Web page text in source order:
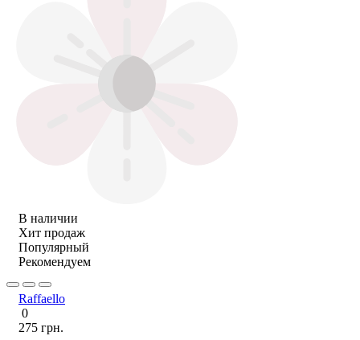
В наличии
Хит продаж
Популярный
Рекомендуем
Raffaello
0
275 грн.